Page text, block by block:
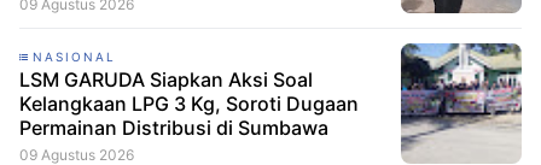
09 Agustus 2026
NASIONAL
LSM GARUDA Siapkan Aksi Soal
Kelangkaan LPG 3 Kg, Soroti Dugaan
Permainan Distribusi di Sumbawa
09 Agustus 2026